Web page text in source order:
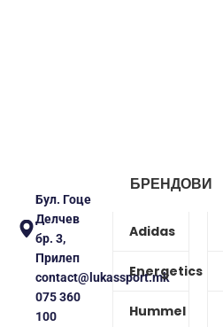
Бул. Гоце
Делчев
бр. 3,
Прилеп
contact@lukassport.mk
075 360
100
БРЕНДОВИ
Adidas
Energetics
Hummel